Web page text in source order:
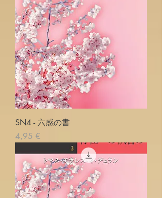
SN4 - 六感の書
Prix
4,95 €